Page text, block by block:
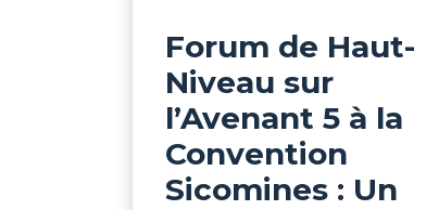
Forum de Haut-
Niveau sur
l’Avenant 5 à la
Convention
Sicomines : Un